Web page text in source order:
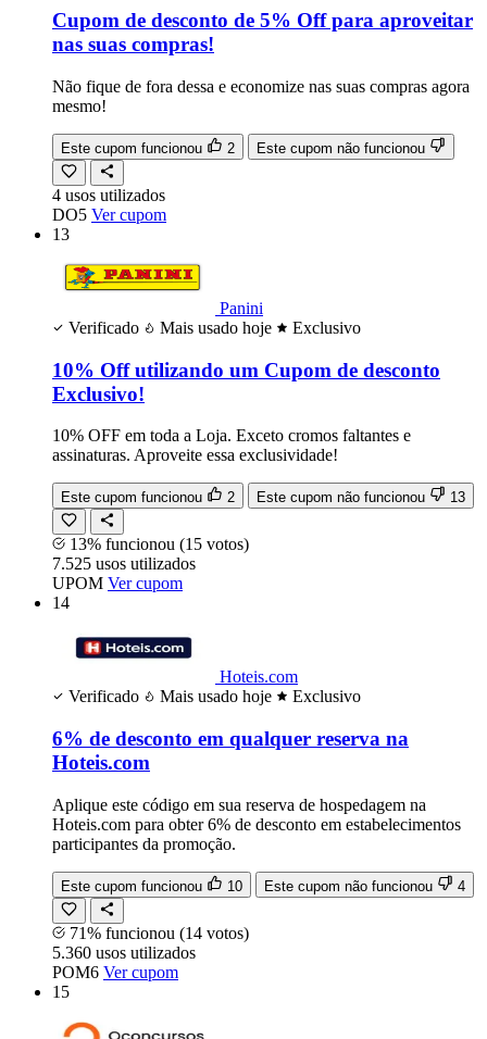
Cupom de desconto de 5% Off para aproveitar
nas suas compras!
Não fique de fora dessa e economize nas suas compras agora
mesmo!
Este cupom funcionou 2 Este cupom não funcionou
4 usos utilizados
DO5 Ver cupom
13
Panini
Verificado
Mais usado hoje Exclusivo
10% Off utilizando um Cupom de desconto
Exclusivo!
10% OFF em toda a Loja. Exceto cromos faltantes e
assinaturas. Aproveite essa exclusividade!
Este cupom funcionou 2 Este cupom não funcionou 13
13% funcionou (15 votos)
7.525 usos utilizados
UPOM Ver cupom
14
Hoteis.com
Verificado
Mais usado hoje Exclusivo
6% de desconto em qualquer reserva na
Hoteis.com
Aplique este código em sua reserva de hospedagem na
Hoteis.com para obter 6% de desconto em estabelecimentos
participantes da promoção.
Este cupom funcionou 10 Este cupom não funcionou 4
71% funcionou (14 votos)
5.360 usos utilizados
POM6 Ver cupom
15